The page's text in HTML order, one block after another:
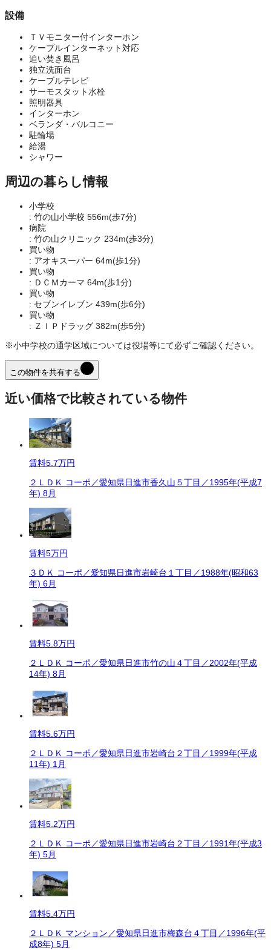
設備
ＴＶモニター付インターホン
ケーブルインターネット対応
追い焚き風呂
独立洗面台
ケーブルテレビ
サーモスタット水栓
照明器具
インターホン
ベランダ・バルコニー
駐輪場
給湯
シャワー
周辺の暮らし情報
小学校
: 竹の山小学校 556m(歩7分)
病院
: 竹の山クリニック 234m(歩3分)
買い物
: アオキスーパー 64m(歩1分)
買い物
: ＤＣＭカーマ 64m(歩1分)
買い物
: セブンイレブン 439m(歩6分)
買い物
: ＺＩＰドラッグ 382m(歩5分)
※小中学校の通学区域については役場等にて必ずご確認ください。
この物件を共有する
近い価格で比較されている物件
賃料5.7万円
２ＬＤＫ コーポ／愛知県日進市香久山５丁目／1995年(平成7
年) 8月
賃料5万円
３ＤＫ コーポ／愛知県日進市岩崎台１丁目／1988年(昭和63
年) 6月
賃料5.8万円
２ＬＤＫ コーポ／愛知県日進市竹の山４丁目／2002年(平成
14年) 8月
賃料5.6万円
２ＬＤＫ コーポ／愛知県日進市岩崎台２丁目／1999年(平成
11年) 1月
賃料5.2万円
２ＬＤＫ コーポ／愛知県日進市岩崎台２丁目／1991年(平成3
年) 5月
賃料5.4万円
２ＬＤＫ マンション／愛知県日進市梅森台４丁目／1996年(平
成8年) 5月